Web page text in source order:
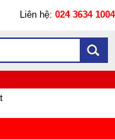
Liên hệ: 024 3634 1004